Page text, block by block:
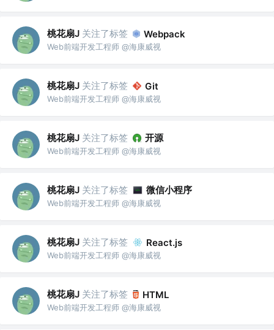
桃花扇J 关注了标签 Webpack
Web前端开发工程师 @海康威视
桃花扇J 关注了标签 Git
Web前端开发工程师 @海康威视
桃花扇J 关注了标签 开源
Web前端开发工程师 @海康威视
桃花扇J 关注了标签 微信小程序
Web前端开发工程师 @海康威视
桃花扇J 关注了标签 React.js
Web前端开发工程师 @海康威视
桃花扇J 关注了标签 HTML
Web前端开发工程师 @海康威视